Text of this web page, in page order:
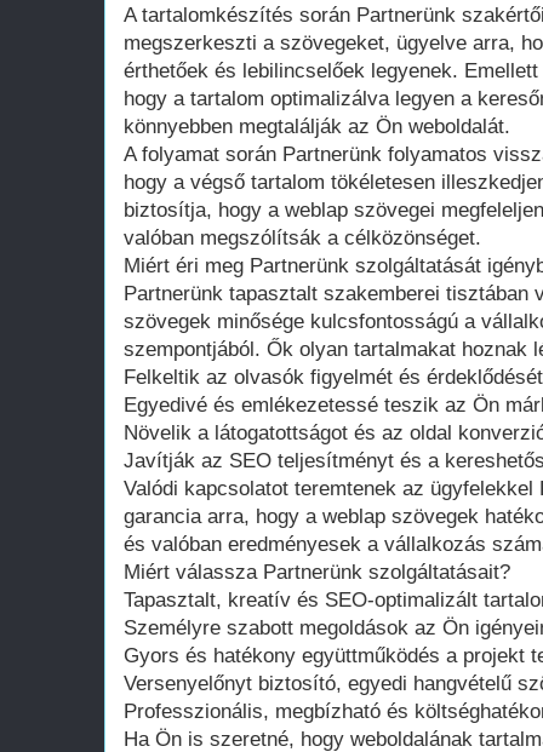
A tartalomkészítés során Partnerünk
megszerkeszti a szövegeket, ügyelve arra,
érthetőek és lebilincselőek legyenek.
hogy a tartalom optimalizálva legyen a
könnyebben megtalálják az Ön weboldalát.
A folyamat során Partnerünk folyamatos
hogy a végső tartalom tökéletesen
biztosítja, hogy a weblap szövegei
valóban megszólítsák a célközönséget.
Miért éri meg Partnerünk szolgáltatását
Partnerünk tapasztalt szakemberei tisztában
szövegek minősége kulcsfontosságú a
szempontjából. Ők olyan tartalmakat hoznak
Felkeltik az olvasók figyelmét és érdeklődését
Egyedivé és emlékezetessé teszik az Ön
Növelik a látogatottságot és az oldal
Javítják az SEO teljesítményt és a
Valódi kapcsolatot teremtenek az
garancia arra, hogy a weblap szövegek
és valóban eredményesek a vállalkozás
Miért válassza Partnerünk szolgáltatásait?
Tapasztalt, kreatív és SEO-optimalizált
Személyre szabott megoldások az Ön
Gyors és hatékony együttműködés a projekt
Versenyelőnyt biztosító, egyedi hangvételű
Professzionális, megbízható és
Ha Ön is szeretné, hogy weboldalának